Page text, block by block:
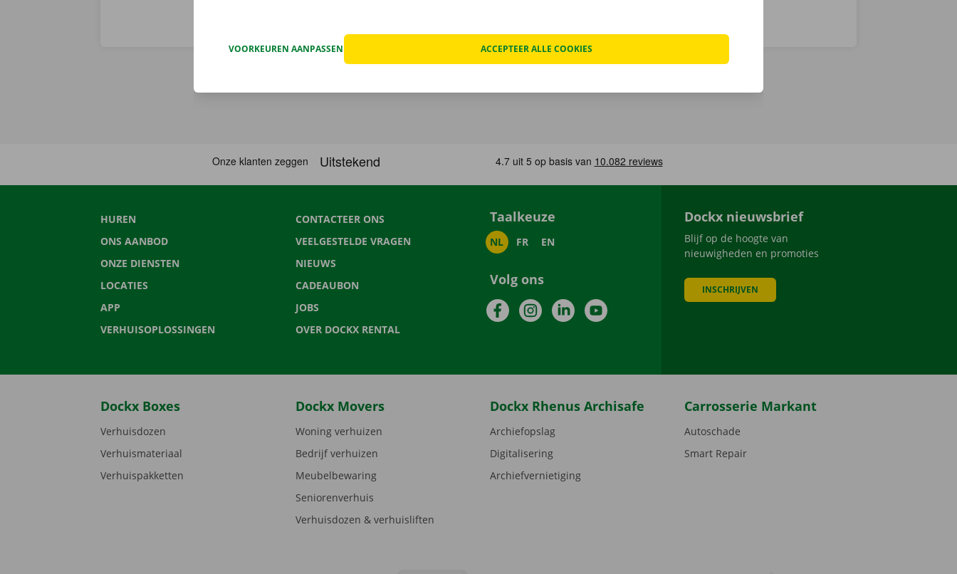
HUREN
ONS AANBOD
ONZE DIENSTEN
LOCATIES
APP
VERHUISOPLOSSINGEN
CONTACTEER ONS
VEELGESTELDE VRAGEN
NIEUWS
CADEAUBON
JOBS
OVER DOCKX RENTAL
Taalkeuze
NL FR EN
Volg ons
FacebookInstagramLinkedInYouTube
Dockx nieuwsbrief
Blijf op de hoogte van
nieuwigheden en promoties
INSCHRIJVEN
Dockx Boxes
Verhuisdozen
Verhuismateriaal
Verhuispakketten
Dockx Movers
Woning verhuizen
Bedrijf verhuizen
Meubelbewaring
Seniorenverhuis
Verhuisdozen & verhuisliften
Dockx Rhenus Archisafe
Archiefopslag
Digitalisering
Archiefvernietiging
Carrosserie Markant
Autoschade
Smart Repair
VOORKEUREN AANPASSEN ACCEPTEER ALLE COOKIES